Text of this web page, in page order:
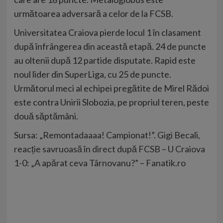
următoarea adversară a celor de la FCSB.
Universitatea Craiova pierde locul 1 în clasament
după înfrângerea din această etapă. 24 de puncte
au oltenii după 12 partide disputate. Rapid este
noul lider din SuperLiga, cu 25 de puncte.
Următorul meci al echipei pregătite de Mirel Rădoi
este contra Unirii Slobozia, pe propriul teren, peste
două săptămâni.
Sursa: „Remontadaaaa! Campionat!”. Gigi Becali,
reacție savruoasă în direct după FCSB – U Craiova
1-0: „A apărat ceva Târnovanu?” – Fanatik.ro